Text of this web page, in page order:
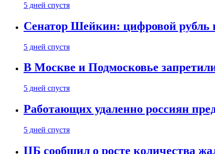
5 дней спустя
Сенатор Шейкин: цифровой рубль
5 дней спустя
В Москве и Подмосковье
5 дней спустя
Работающих удаленно россиян
5 дней спустя
ЦБ сообщил о росте количества